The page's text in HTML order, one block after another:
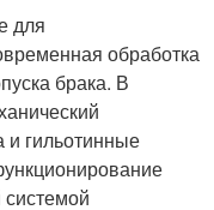
для
обработка
брака. В
и гильотинные